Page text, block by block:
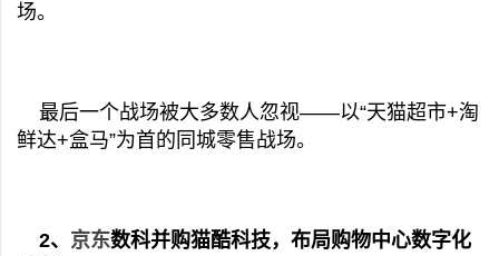
场。
最后一个战场被大多数人忽视——以“天猫超市+淘
鲜达+盒马”为首的同城零售战场。
2、 京东数科并购猫酷科技，布局购物中心数字化